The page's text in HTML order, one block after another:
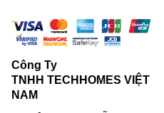
Công Ty
TNHH TECHHOMES VIỆT
NAM